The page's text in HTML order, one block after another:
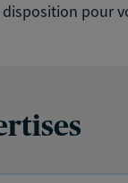
pour